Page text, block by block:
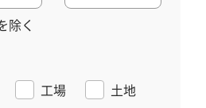
除く
工場
土地